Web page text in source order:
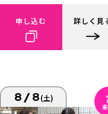
申し込む 詳しく見
8/8(土)